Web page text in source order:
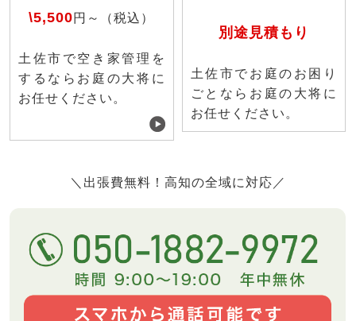
\5,500円～（税込）
土佐市で空き家管理を
するならお庭の大将に
お任せください。
別途見積もり
土佐市でお庭のお困り
ごとならお庭の大将に
お任せください。
＼出張費無料！高知の全域に対応／